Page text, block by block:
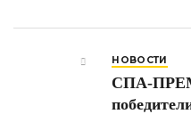
НОВОСТИ
СПА-